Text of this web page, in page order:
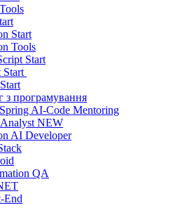
Start
Tools
Start
Start
з програмування
AI-Code Mentoring
NEW
AI Developer
QA
End